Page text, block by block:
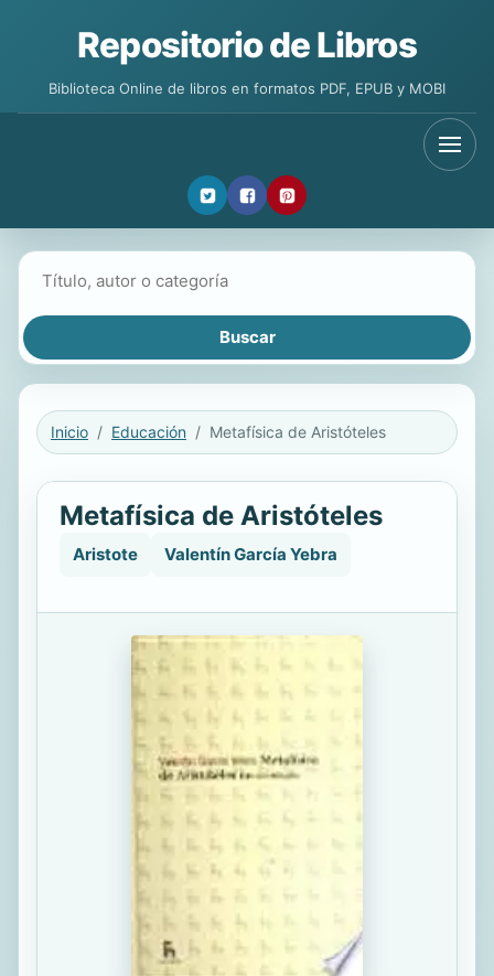
Repositorio de Libros
Biblioteca Online de libros en formatos PDF, EPUB y MOBI
Inicio Educación Metafísica de Aristóteles
Metafísica de Aristóteles
Aristote Valentín García Yebra